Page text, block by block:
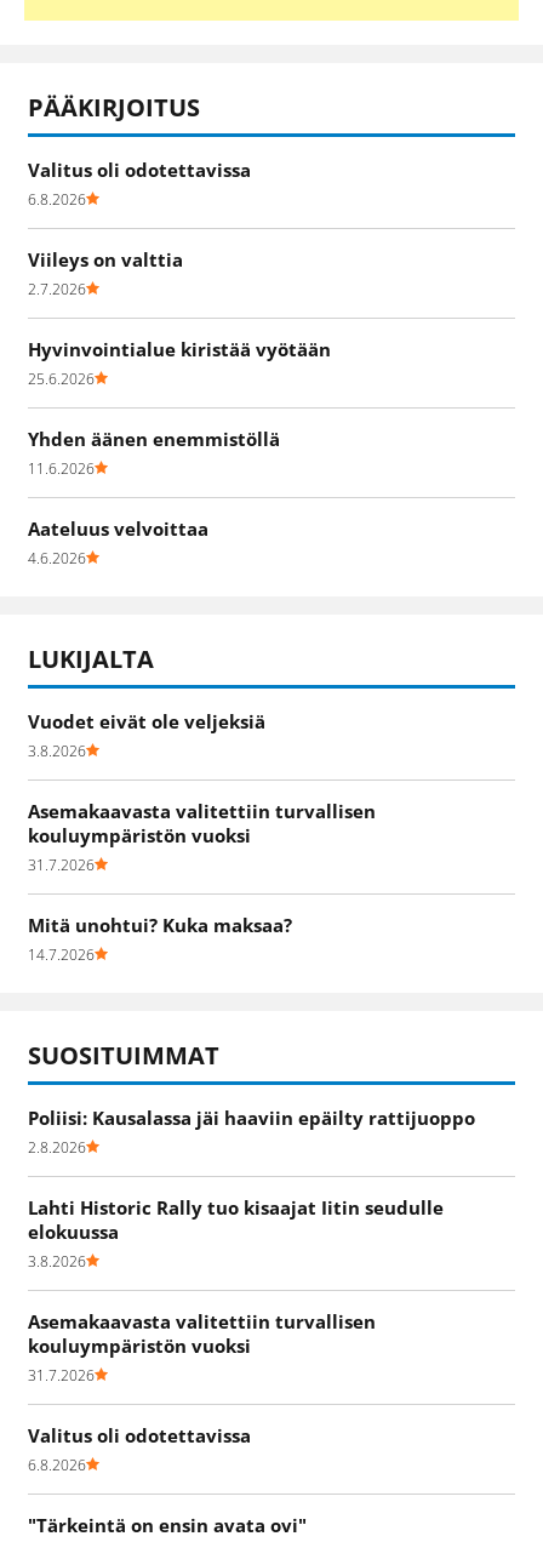
PÄÄKIRJOITUS
Valitus oli odotettavissa
6.8.2026
Viileys on valttia
2.7.2026
Hyvinvointialue kiristää vyötään
25.6.2026
Yhden äänen enemmistöllä
11.6.2026
Aateluus velvoittaa
4.6.2026
LUKIJALTA
Vuodet eivät ole veljeksiä
3.8.2026
Asemakaavasta valitettiin turvallisen
kouluympäristön vuoksi
31.7.2026
Mitä unohtui? Kuka maksaa?
14.7.2026
SUOSITUIMMAT
Poliisi: Kausalassa jäi haaviin epäilty rattijuoppo
2.8.2026
Lahti Historic Rally tuo kisaajat Iitin seudulle
elokuussa
3.8.2026
Asemakaavasta valitettiin turvallisen
kouluympäristön vuoksi
31.7.2026
Valitus oli odotettavissa
6.8.2026
"Tärkeintä on ensin avata ovi"